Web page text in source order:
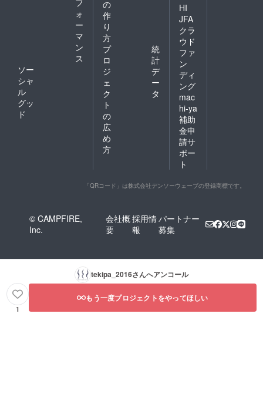
ォ
ー
マ
ン
ス
ソー
シャ
ル
グッ
ド
の
作
り
方
プ
ロ
ジ
ェ
ク
ト
の
広
め
方
統
計
デ
ー
タ
HI
JFA
クラ
ウド
ファ
ン
ディ
ング
mac
hi-ya
補助
金申
請サ
ポー
ト
「QRコード」は株式会社デンソーウェーブの登録商標です。
© CAMPFIRE,
Inc.
会社概
要
採用情
報
パートナー
募集
tekipa_2016さんへアンコール
1
もう一度プロジェクトをやってほしい